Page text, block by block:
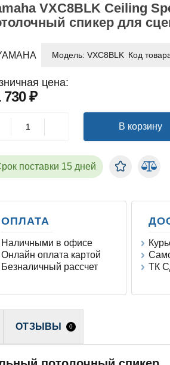
VXC8BLK Ceiling
спикер для
Модель: VXC8BLK Код
цена:
730 ₽
В корзину
поставки 15 дней
ОПЛАТА
Наличными в офисе
Онлайн оплата картой
Безналичный рассчет
ТК
ОТЗЫВЫ 0